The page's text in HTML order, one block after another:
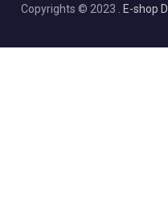
Copyrights © 2023 . E-shop